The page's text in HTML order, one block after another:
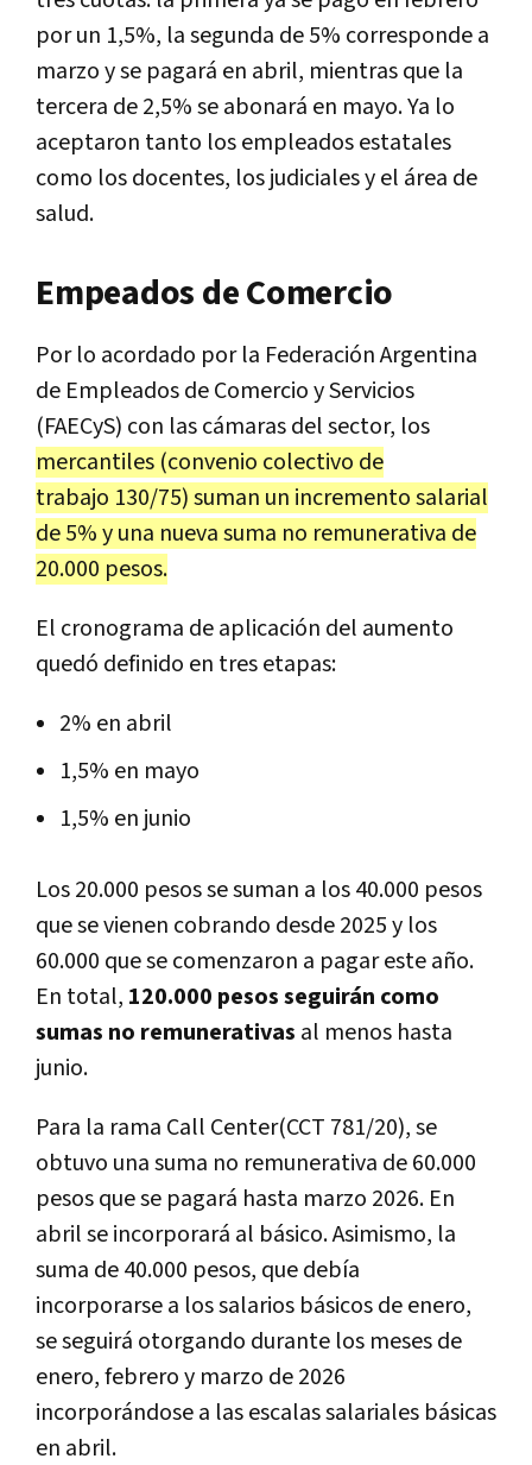
por un 1,5%, la segunda de 5% corresponde a
marzo y se pagará en abril, mientras que la
tercera de 2,5% se abonará en mayo. Ya lo
aceptaron tanto los empleados estatales
como los docentes, los judiciales y el área de
salud.
Empeados de Comercio
Por lo acordado por la Federación Argentina
de Empleados de Comercio y Servicios
(FAECyS) con las cámaras del sector, los
mercantiles (convenio colectivo de
trabajo 130/75) suman un incremento salarial
de 5% y una nueva suma no remunerativa de
20.000 pesos.
El cronograma de aplicación del aumento
quedó definido en tres etapas:
2% en abril
1,5% en mayo
1,5% en junio
Los 20.000 pesos se suman a los 40.000 pesos
que se vienen cobrando desde 2025 y los
60.000 que se comenzaron a pagar este año.
En total, 120.000 pesos seguirán como
sumas no remunerativas al menos hasta
junio.
Para la rama Call Center(CCT 781/20), se
obtuvo una suma no remunerativa de 60.000
pesos que se pagará hasta marzo 2026. En
abril se incorporará al básico. Asimismo, la
suma de 40.000 pesos, que debía
incorporarse a los salarios básicos de enero,
se seguirá otorgando durante los meses de
enero, febrero y marzo de 2026
incorporándose a las escalas salariales básicas
en abril.